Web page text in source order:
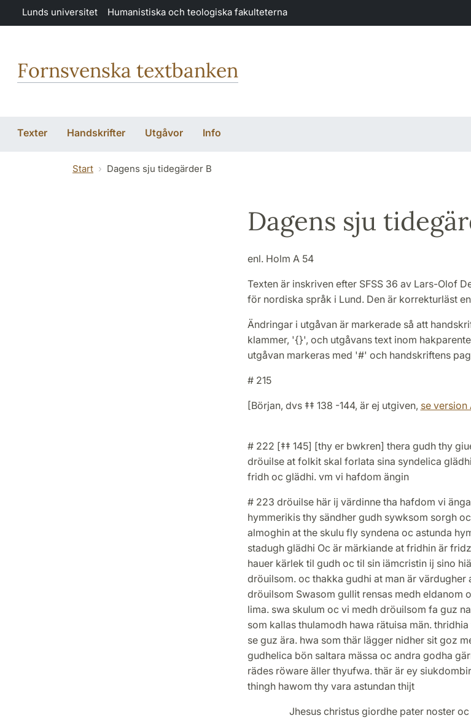
Hoppa till huvudinnehåll
Lunds universitet Humanistiska och teologiska fakulteterna
Fornsvenska textbanken
Texter Handskrifter Utgåvor Info
Start Dagens sju tidegärder B
Dagens sju
enl. Holm A 54
Texten är inskriven efter SFSS 36 av Lars-Olof
för nordiska språk i Lund. Den är korrekturläst
Ändringar i utgåvan är markerade så att
klammer, '{}', och utgåvans text inom
utgåvan markeras med '#' och handskriftens
# 215
[Början, dvs ‡‡ 138 -144, är ej utgiven, se version
# 222 [‡‡ 145] [thy er bwkren] thera gudh thy
dröuilse at folkit skal forlata sina syndelica
fridh oc glädhi. vm vi hafdom ängin
# 223 dröuilse här ij värdinne tha hafdom vi
hymmerikis thy sändher gudh sywksom sorgh
almoghin at the skulu fly syndena oc astunda
stadugh glädhi Oc är märkiande at fridhin är
hauer kärlek til gudh oc til sin iämcristin ij sino
dröuilsom. oc thakka gudhi at man är värdugher
dröuilsom Swasom gullit rensas medh eldanom
lima. swa skulum oc vi medh dröuilsom fa guz
som kallas thulamodh hawa rätuisa män.
se guz ära. hwa som thär lägger nidher sit goz
gudhelica bön saltara mässa oc andra godha
rädes röware äller thyufwa. thär är ey
thingh hawom thy vara astundan thijt
Jhesus christus giordhe pater noster oc